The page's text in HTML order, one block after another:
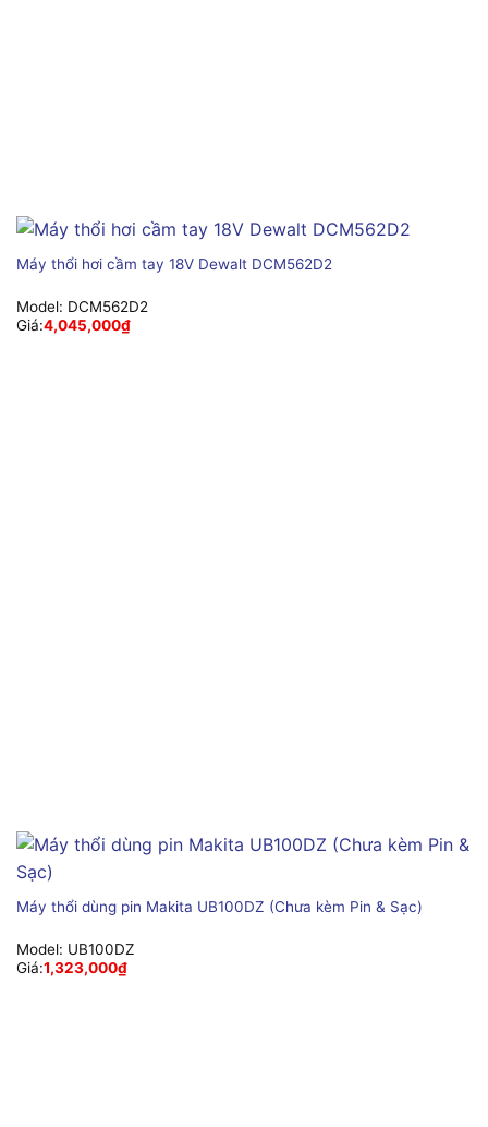
Máy thổi hơi cầm tay 18V Dewalt DCM562D2
Model: DCM562D2
Giá:4,045,000₫
Máy thổi dùng pin Makita UB100DZ (Chưa kèm Pin & Sạc)
Model: UB100DZ
Giá:1,323,000₫